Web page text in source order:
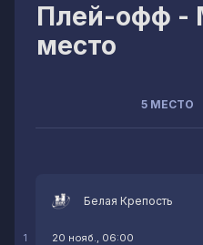
Плей-офф -
место
5 МЕСТО
1
Белая Крепость
20 нояб., 06:00